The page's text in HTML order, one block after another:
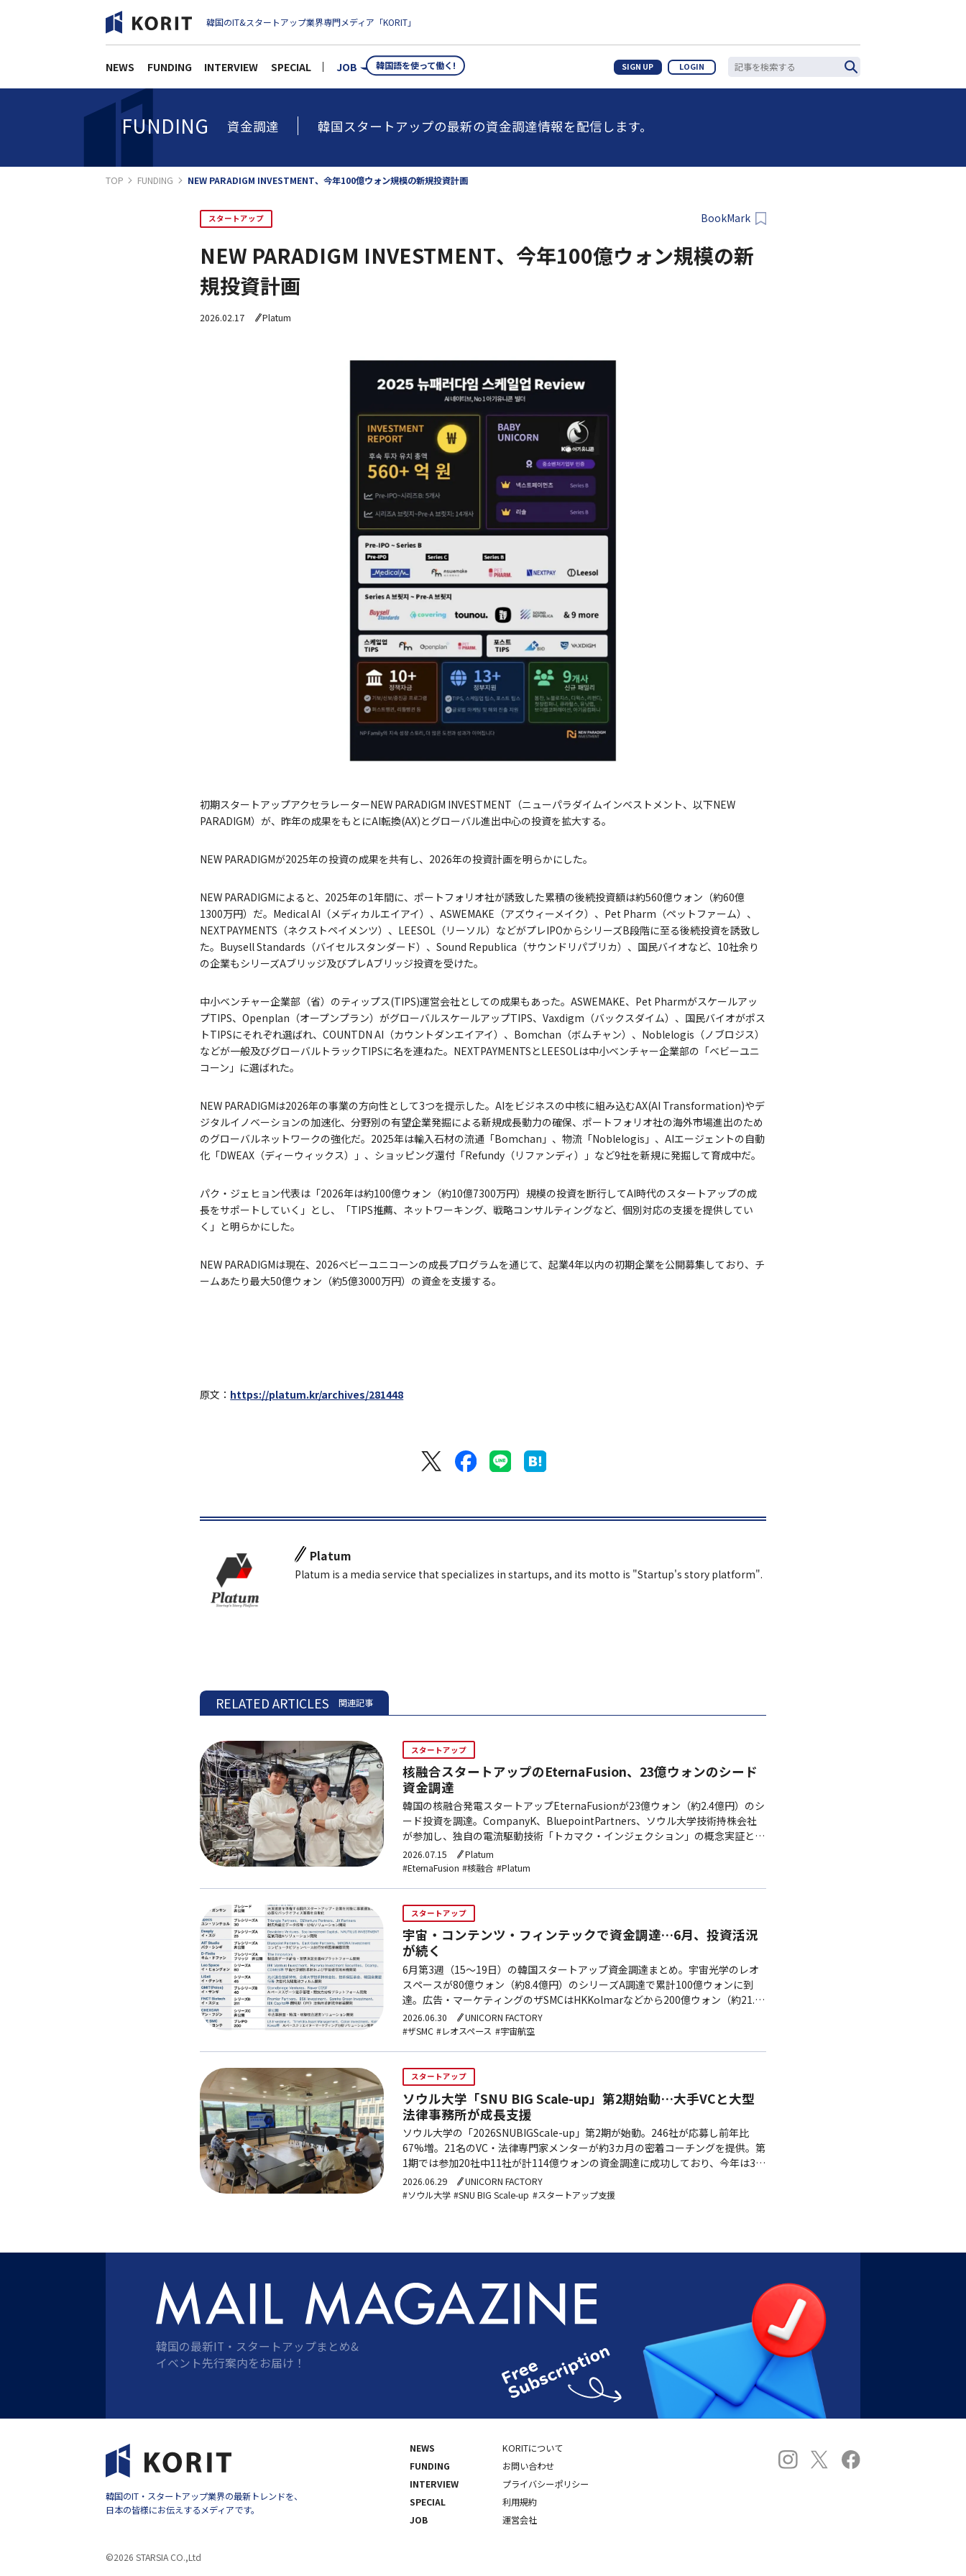
韓国のIT&スタートアップ業界専門メディア「KORIT」
NEWS FUNDING INTERVIEW SPECIAL JOB 韓国語を使って働く! SIGN UP LOGIN
FUNDING 資金調達 韓国スタートアップの最新の資金調達情報を配信します。
TOP FUNDING NEW PARADIGM INVESTMENT、今年100億ウォン規模の新規投資計画
スタートアップ BookMark
NEW PARADIGM INVESTMENT、今年100億ウォン規模の新
規投資計画
2026.02.17 Platum
初期スタートアップアクセラレーターNEW PARADIGM INVESTMENT（ニューパラダイムインベストメント、以下NEW
PARADIGM）が、昨年の成果をもとにAI転換(AX)とグローバル進出中心の投資を拡大する。
NEW PARADIGMが2025年の投資の成果を共有し、2026年の投資計画を明らかにした。
NEW PARADIGMによると、2025年の1年間に、ポートフォリオ社が誘致した累積の後続投資額は約560億ウォン（約60億
1300万円）だ。Medical AI（メディカルエイアイ）、ASWEMAKE（アズウィーメイク）、Pet Pharm（ペットファーム）、
NEXTPAYMENTS（ネクストペイメンツ）、LEESOL（リーソル）などがプレIPOからシリーズB段階に至る後続投資を誘致し
た。Buysell Standards（バイセルスタンダード）、Sound Republica（サウンドリパブリカ）、国民バイオなど、10社余り
の企業もシリーズAブリッジ及びプレAブリッジ投資を受けた。
中小ベンチャー企業部（省）のティップス(TIPS)運営会社としての成果もあった。ASWEMAKE、Pet Pharmがスケールアッ
プTIPS、Openplan（オープンプラン）がグローバルスケールアップTIPS、Vaxdigm（バックスダイム）、国民バイオがポス
トTIPSにそれぞれ選ばれ、COUNTDN AI（カウントダンエイアイ）、Bomchan（ボムチャン）、Noblelogis（ノブロジス）
などが一般及びグローバルトラックTIPSに名を連ねた。NEXTPAYMENTSとLEESOLは中小ベンチャー企業部の「ベビーユニ
コーン」に選ばれた。
NEW PARADIGMは2026年の事業の方向性として3つを提示した。AIをビジネスの中核に組み込むAX(AI Transformation)やデ
ジタルイノベーションの加速化、分野別の有望企業発掘による新規成長動力の確保、ポートフォリオ社の海外市場進出のため
のグローバルネットワークの強化だ。2025年は輸入石材の流通「Bomchan」、物流「Noblelogis」、AIエージェントの自動
化「DWEAX（ディーウィックス）」、ショッピング還付「Refundy（リファンディ）」など9社を新規に発掘して育成中だ。
パク・ジェヒョン代表は「2026年は約100億ウォン（約10億7300万円）規模の投資を断行してAI時代のスタートアップの成
長をサポートしていく」とし、「TIPS推薦、ネットワーキング、戦略コンサルティングなど、個別対応の支援を提供してい
く」と明らかにした。
NEW PARADIGMは現在、2026ベビーユニコーンの成長プログラムを通じて、起業4年以内の初期企業を公開募集しており、チ
ームあたり最大50億ウォン（約5億3000万円）の資金を支援する。
原文： https://platum.kr/archives/281448
Platum
Platum is a media service that specializes in startups, and its motto is "Startup's story platform".
RELATED ARTICLES 関連記事
スタートアップ
核融合スタートアップのEternaFusion、23億ウォンのシード
資金調達
韓国の核融合発電スタートアップEternaFusionが23億ウォン（約2.4億円）のシ
ード投資を調達。CompanyK、BluepointPartners、ソウル大学技術持株会社
が参加し、独自の電流駆動技術「トカマク・インジェクション」の概念実証と技
術検証に資金を活用する。
2026.07.15
Platum
#EternaFusion #核融合 #Platum
スタートアップ
宇宙・コンテンツ・フィンテックで資金調達…6月、投資活況
が続く
6月第3週（15〜19日）の韓国スタートアップ資金調達まとめ。宇宙光学のレオ
スペースが80億ウォン（約8.4億円）のシリーズA調達で累計100億ウォンに到
達。広告・マーケティングのザSMCはHKKolmarなどから200億ウォン（約21.1
億円）のプレIPO資金を確保しKOSDAQ上場を準備。中古車流通のCHEXCARは
シリーズC調達を機にAI・ロボット活用のDXを加速。金融投資AIのセンティネル
2026.06.30
UNICORN FACTORY
#ザSMC #レオスペース #宇宙航空
スタートアップ
ソウル大学「SNU BIG Scale-up」第2期始動…大手VCと大型
法律事務所が成長支援
ソウル大学の「2026SNUBIGScale-up」第2期が始動。246社が応募し前年比
67%増。21名のVC・法律専門家メンターが約3カ月の密着コーチングを提供。第
1期では参加20社中11社が計114億ウォンの資金調達に成功しており、今年は30
チームを成長段階別に支援する。
2026.06.29
UNICORN FACTORY
#ソウル大学 #SNU BIG Scale-up #スタートアップ支援
韓国の最新IT・スタートアップまとめ&
イベント先行案内をお届け！
韓国のIT・スタートアップ業界の最新トレンドを、
日本の皆様にお伝えするメディアです。
NEWS
FUNDING
INTERVIEW
SPECIAL
JOB
KORITについて
お問い合わせ
プライバシーポリシー
利用規約
運営会社
©2026 STARSIA CO.,Ltd